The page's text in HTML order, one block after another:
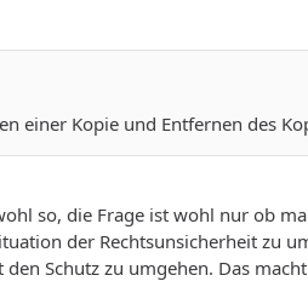
einer Kopie und Entfernen des
so, die Frage ist wohl nur ob
der Rechtsunsicherheit zu
Schutz zu umgehen. Das